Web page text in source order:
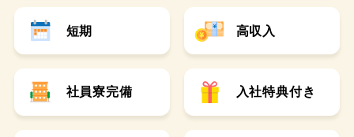
短期 高収入
社員寮完備 入社特典付き